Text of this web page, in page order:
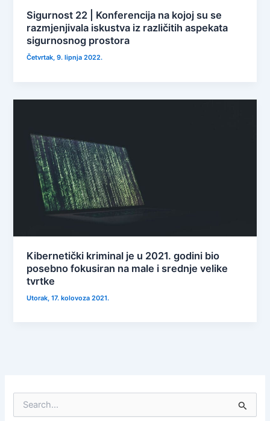
Sigurnost 22 | Konferencija na kojoj su se
razmjenjivala iskustva iz različitih aspekata
sigurnosnog prostora
Četvrtak, 9. lipnja 2022.
Kibernetički kriminal je u 2021. godini bio
posebno fokusiran na male i srednje velike
tvrtke
Utorak, 17. kolovoza 2021.